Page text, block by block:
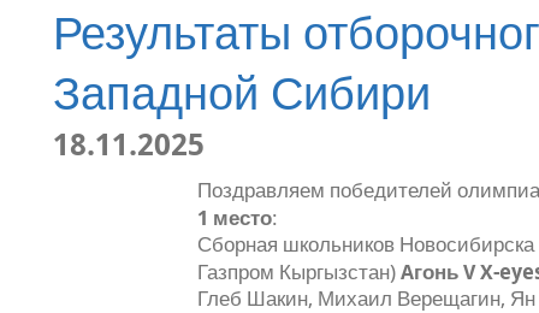
Результаты
Западной Сибири
18.11.2025
Поздравляем победителей
1 место:
Сборная школьников
Газпром Кыргызстан)Aгонь V X-
Глеб Шакин, Михаил Верещагин,